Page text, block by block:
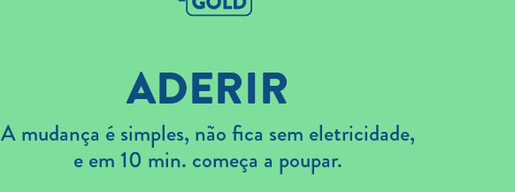
ADERIR
A mudança é simples, não fica sem eletricidade,
e em 10 min. começa a poupar.